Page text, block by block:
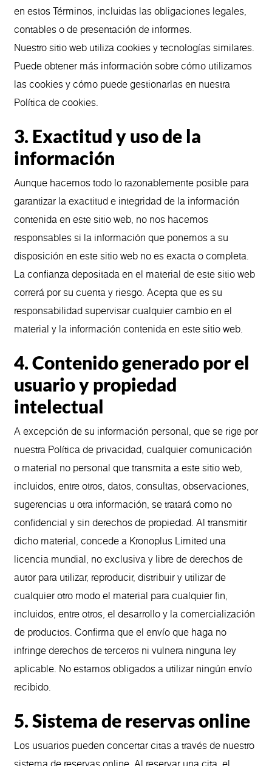
en estos Términos, incluidas las obligaciones legales,
contables o de presentación de informes.
Nuestro sitio web utiliza cookies y tecnologías similares.
Puede obtener más información sobre cómo utilizamos
las cookies y cómo puede gestionarlas en nuestra
Política de cookies.
3. Exactitud y uso de la
información
Aunque hacemos todo lo razonablemente posible para
garantizar la exactitud e integridad de la información
contenida en este sitio web, no nos hacemos
responsables si la información que ponemos a su
disposición en este sitio web no es exacta o completa.
La confianza depositada en el material de este sitio web
correrá por su cuenta y riesgo. Acepta que es su
responsabilidad supervisar cualquier cambio en el
material y la información contenida en este sitio web.
4. Contenido generado por el
usuario y propiedad
intelectual
A excepción de su información personal, que se rige por
nuestra Política de privacidad, cualquier comunicación
o material no personal que transmita a este sitio web,
incluidos, entre otros, datos, consultas, observaciones,
sugerencias u otra información, se tratará como no
confidencial y sin derechos de propiedad. Al transmitir
dicho material, concede a Kronoplus Limited una
licencia mundial, no exclusiva y libre de derechos de
autor para utilizar, reproducir, distribuir y utilizar de
cualquier otro modo el material para cualquier fin,
incluidos, entre otros, el desarrollo y la comercialización
de productos. Confirma que el envío que haga no
infringe derechos de terceros ni vulnera ninguna ley
aplicable. No estamos obligados a utilizar ningún envío
recibido.
5. Sistema de reservas online
Los usuarios pueden concertar citas a través de nuestro